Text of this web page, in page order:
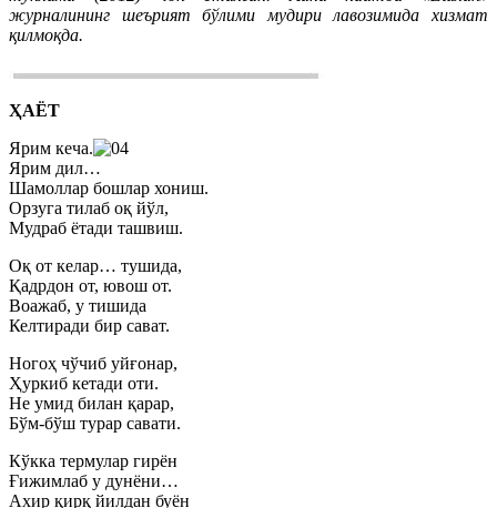
журналининг шеърият бўлими мудири лавозимида хизмат
қилмоқда.
ҲАЁТ
Ярим кеча.
Ярим дил…
Шамоллар бошлар хониш.
Орзуга тилаб оқ йўл,
Мудраб ётади ташвиш.
Оқ от келар… тушида,
Қадрдон от, ювош от.
Воажаб, у тишида
Келтиради бир сават.
Ногоҳ чўчиб уйғонар,
Ҳуркиб кетади оти.
Не умид билан қарар,
Бўм-бўш турар савати.
Кўкка термулар гирён
Ғижимлаб у дунёни…
Ахир қирқ йилдан буён